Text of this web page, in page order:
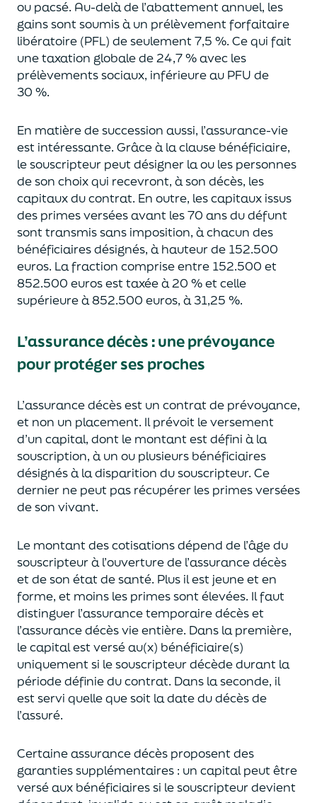
ou pacsé. Au-delàde l’abattement annuel, les
gains sont soumis à un prélèvement forfaitaire
libératoire (PFL) de seulement 7,5 %. Ce qui fait
une taxation globale de24,7 % avec les
prélèvements sociaux, inférieure au PFU de
30 %.
En matière de succession aussi, l’assurance-vie
est intéressante. Grâce à la clause bénéficiaire,
le souscripteur peut désigner la ou les personnes
de son choix qui recevront, à son décès, les
capitaux du contrat. En outre, les capitaux issus
des primes versées avant les 70 ans du défunt
sont transmis sans imposition, à chacun des
bénéficiaires désignés, à hauteur de 152.500
euros. La fraction comprise entre 152.500 et
852.500 eurosest taxée à 20 % et celle
supérieure à 852.500 euros, à 31,25 %.
L’assurance décès :une prévoyance
pour protéger ses proches
L’assurance décès est un contrat de prévoyance,
et non un placement. Il prévoit le versement
d’un capital, dont le montant est défini à la
souscription, à un ou plusieurs bénéficiaires
désignés à la disparition du souscripteur. Ce
dernier ne peut pas récupérer les primes versées
de son vivant.
Le montant des cotisations dépend de l’âgedu
souscripteur à l’ouverture de l’assurance décès
et de son état de santé. Plus il est jeuneet en
forme, et moins les primes sont élevées. Il faut
distinguer l’assurance temporaire décès et
l’assurancedécèsvie entière. Dans la première,
le capital estversé au(x) bénéficiaire(s)
uniquementsi le souscripteur décède durant la
période définie du contrat. Dans la seconde, il
est servi quelle que soit la date du décès de
l’assuré.
Certaine assurance décès proposentdes
garanties supplémentaires : un capitalpeut être
versé aux bénéficiaires si le souscripteur devient